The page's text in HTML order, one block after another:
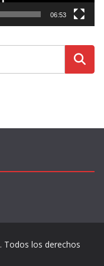
06:53
. Todos los derechos